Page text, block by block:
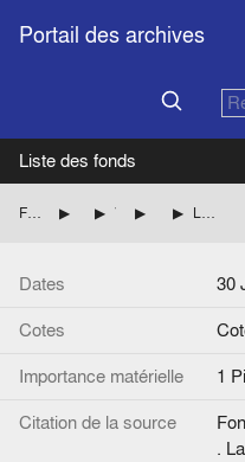
Portail des archives
Liste des fonds
Fonds Pierre Uri Archives papier
Versement de 2014 Lettre de François Duchêne à Pierre Uri
Dates
30
Cotes
Importance matérielle
1
Citation de la source
.